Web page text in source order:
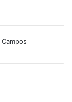
Campos